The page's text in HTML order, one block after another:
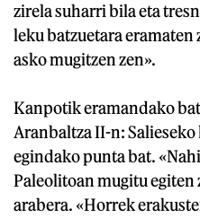
zirela suharri bila eta
leku batzuetara
asko mugitzen zen».
Kanpotik eramandako
Aranbaltza II-n:
egindako punta bat.
Paleolitoan mugitu egiten
arabera. «Horrek